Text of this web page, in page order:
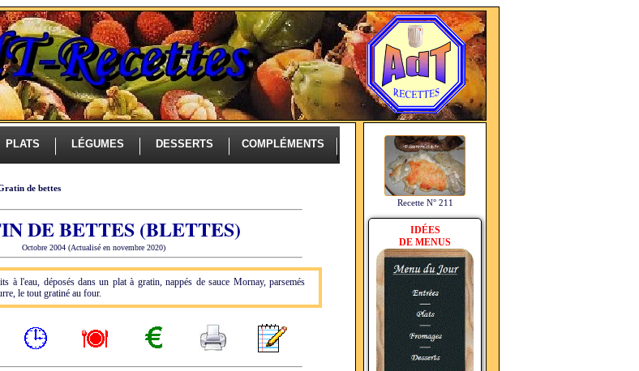
PLATS LÉGUMES DESSERTS COMPLÉMENTS
de bettes
DE BETTES (BLETTES)
Octobre 2004 (Actualisé en novembre 2020)
à l'eau, déposés dans un plat à gratin, nappés de sauce Mornay, parsemés
le tout gratiné au four.
Recette N° 211
IDÉES
DE MENUS